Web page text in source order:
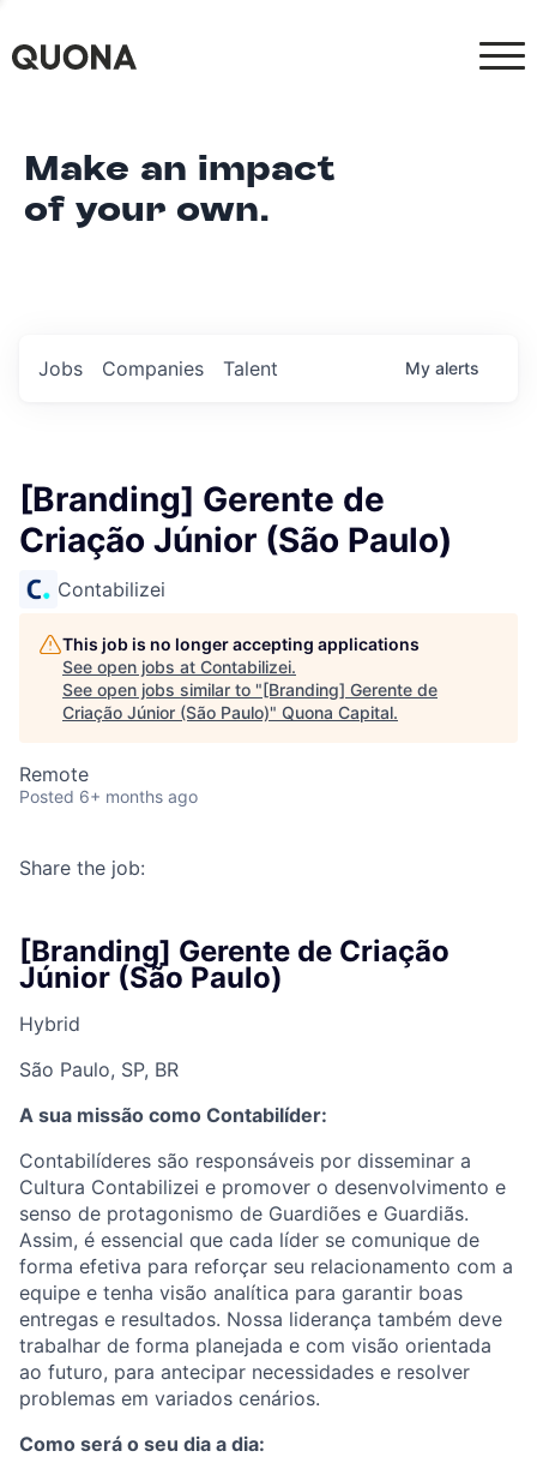
Make an impact
of your own.
Jobs Companies Talent My alerts
[Branding] Gerente de
Criação Júnior (São Paulo)
Contabilizei
This job is no longer accepting applications
See open jobs at Contabilizei.
See open jobs similar to "[Branding] Gerente de
Criação Júnior (São Paulo)" Quona Capital.
Remote
Posted 6+ months ago
Share the job:
[Branding] Gerente de Criação
Júnior (São Paulo)
Hybrid
São Paulo, SP, BR
A sua missão como Contabilíder:
Contabilíderes são responsáveis por disseminar a
Cultura Contabilizei e promover o desenvolvimento e
senso de protagonismo de Guardiões e Guardiãs.
Assim, é essencial que cada líder se comunique de
forma efetiva para reforçar seu relacionamento com a
equipe e tenha visão analítica para garantir boas
entregas e resultados. Nossa liderança também deve
trabalhar de forma planejada e com visão orientada
ao futuro, para antecipar necessidades e resolver
problemas em variados cenários.
Como será o seu dia a dia: